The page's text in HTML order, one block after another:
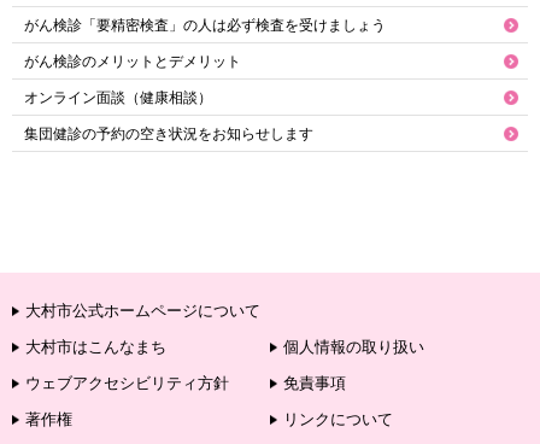
がん検診「要精密検査」の人は必ず検査を受けましょう
がん検診のメリットとデメリット
オンライン面談（健康相談）
集団健診の予約の空き状況をお知らせします
大村市公式ホームページについて
大村市はこんなまち
個人情報の取り扱い
ウェブアクセシビリティ方針
免責事項
著作権
リンクについて